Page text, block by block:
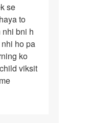
se
to
bni h
ho pa
ko
viksit